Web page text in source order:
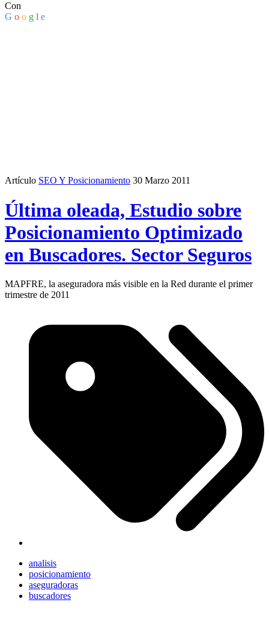
Con
G o o g l e
Artículo SEO Y Posicionamiento 30 Marzo 2011
Última oleada, Estudio sobre
Posicionamiento Optimizado
en Buscadores. Sector Seguros
MAPFRE, la aseguradora más visible en la Red durante el primer
trimestre de 2011
analisis
posicionamiento
aseguradoras
buscadores